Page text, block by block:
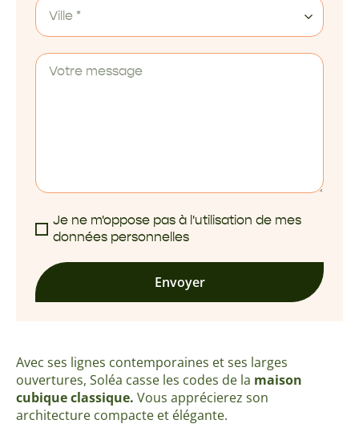
Avec ses lignes contemporaines et ses larges
ouvertures, Soléa casse les codes de la maison
cubique classique. Vous apprécierez son
architecture compacte et élégante.
Ville *
Je ne m'oppose pas à l'utilisation de mes
données personnelles
Envoyer